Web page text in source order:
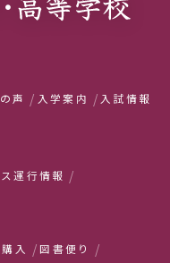
声 入学案内 入試情報
運行情報
入 図書便り